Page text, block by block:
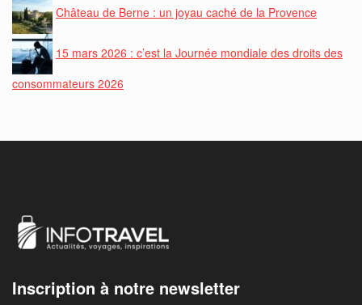
Château de Berne : un joyau caché de la Provence
15 mars 2026 : c’est la Journée mondiale des droits des
consommateurs 2026
Inscription à notre newsletter